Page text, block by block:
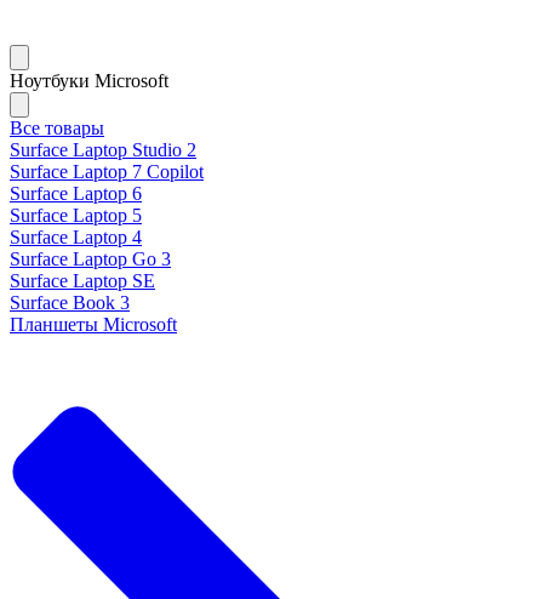
Ноутбуки Microsoft
Все товары
Surface Laptop Studio 2
Surface Laptop 7 Copilot
Surface Laptop 6
Surface Laptop 5
Surface Laptop 4
Surface Laptop Go 3
Surface Laptop SE
Surface Book 3
Планшеты Microsoft